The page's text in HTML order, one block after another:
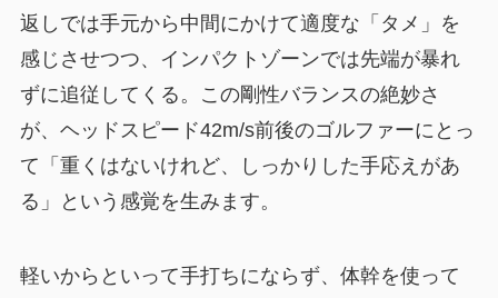
返しでは手元から中間にかけて適度な「タメ」を
感じさせつつ、インパクトゾーンでは先端が暴れ
ずに追従してくる。この剛性バランスの絶妙さ
が、ヘッドスピード42m/s前後のゴルファーにとっ
て「重くはないけれど、しっかりした手応えがあ
る」という感覚を生みます。
軽いからといって手打ちにならず、体幹を使って